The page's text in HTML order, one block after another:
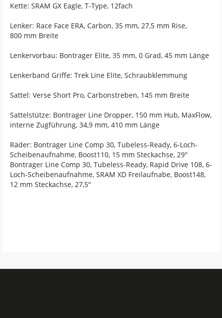
Kette: SRAM GX Eagle, T-Type, 12fach
Lenker: Race Face ERA, Carbon, 35 mm, 27,5 mm Rise,
800 mm Breite
Lenkervorbau: Bontrager Elite, 35 mm, 0 Grad, 45 mm Länge
Lenkerband Griffe: Trek Line Elite, Schraubklemmung
Sattel: Verse Short Pro, Carbonstreben, 145 mm Breite
Sattelstütze: Bontrager Line Dropper, 150 mm Hub, MaxFlow,
interne Zugführung, 34,9 mm, 410 mm Länge
Räder: Bontrager Line Comp 30, Tubeless-Ready, 6-Loch-
Scheibenaufnahme, Boost110, 15 mm Steckachse, 29"
Bontrager Line Comp 30, Tubeless-Ready, Rapid Drive 108, 6-
Loch-Scheibenaufnahme, SRAM XD Freilaufnabe, Boost148,
12 mm Steckachse, 27,5"